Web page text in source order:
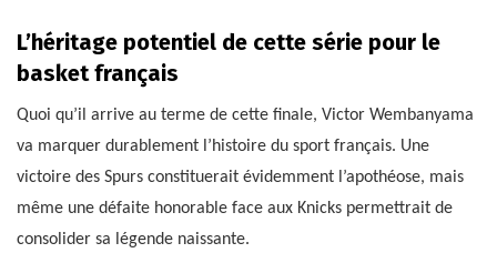
L’héritage potentiel de cette série pour le
basket français
Quoi qu’il arrive au terme de cette finale, Victor Wembanyama
va marquer durablement l’histoire du sport français. Une
victoire des Spurs constituerait évidemment l’apothéose, mais
même une défaite honorable face aux Knicks permettrait de
consolider sa légende naissante.